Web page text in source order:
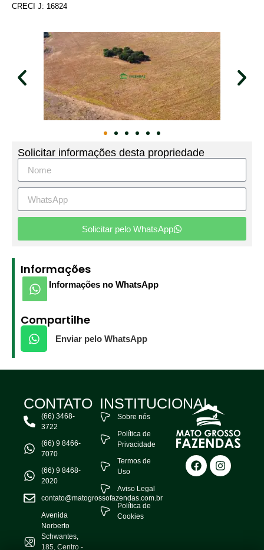
CRECI J: 16824
Solicitar informações desta propriedade
Solicitar pelo WhatsApp
Informações
Informações no WhatsApp
Compartilhe
Enviar pelo WhatsApp
CONTATO
(66) 3468-
3722
(66) 9 8466-
7070
(66) 9 8468-
2020
contato@matogrossofazendas.com.br
Avenida
Norberto
Schwantes,
185, Centro -
INSTITUCIONAL
Sobre nós
Política de
Privacidade
Termos de
Uso
Aviso Legal
Política de
Cookies